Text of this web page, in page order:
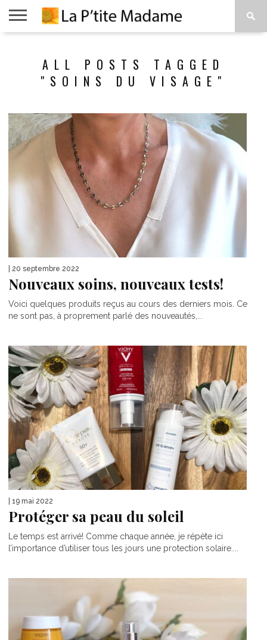
VIVRE
PROPOSALL POSTS TAGGED
"SOINS DU VISAGE"
| 20 septembre 2022
Nouveaux soins, nouveaux tests!
Voici quelques produits reçus au cours des derniers mois. Ce
ne sont pas, à proprement parlé des nouveautés,...
| 19 mai 2022
Protéger sa peau du soleil
Le temps est arrivé! Comme chaque année, je répète ici
l’importance d’utiliser tous les jours une protection solaire....